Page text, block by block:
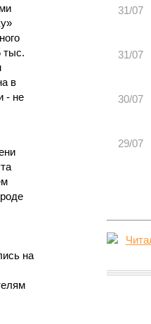
тыс.
в
- не
на
31/07
31/07
30/07
29/07
27/07